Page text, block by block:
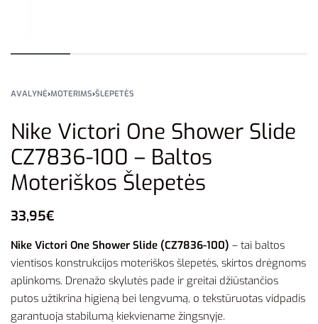
AVALYNĖ›MOTERIMS›ŠLEPETĖS
Nike Victori One Shower Slide
CZ7836-100 – Baltos
Moteriškos Šlepetės
33,95€
Nike Victori One Shower Slide (CZ7836-100) – tai baltos
vientisos konstrukcijos moteriškos šlepetės, skirtos drėgnoms
aplinkoms. Drenažo skylutės pade ir greitai džiūstančios
putos užtikrina higieną bei lengvumą, o tekstūruotas vidpadis
garantuoja stabilumą kiekviename žingsnyje.